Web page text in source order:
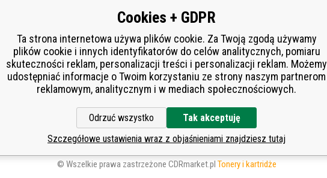
Wynajem drukarek
Wydajność zastępcza
Odstoupení od smlouvy
Przyjazne podejście
Złoty certyfikat
Heureka
Bezpiecznepłatności online
© Wszelkie prawa zastrzeżone CDRmarket.pl Tonery i kartridże
Cookies + GDPR
Ta strona internetowa używa plików cookie. Za Twoją zgodą używamy
plików cookie i innych identyfikatorów do celów analitycznych, pomiaru
skuteczności reklam, personalizacji treści i personalizacji reklam. Możemy
udostępniać informacje o Twoim korzystaniu ze strony naszym partnerom
reklamowym, analitycznym i w mediach społecznościowych.
Odrzuć wszystko
Tak akceptuję
Szczegółowe ustawienia wraz z objaśnieniami znajdziesz tutaj